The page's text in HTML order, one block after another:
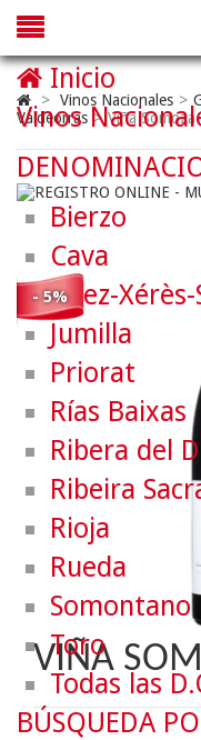
> Vinos Nacionales >
Valdeorras > Viña Somoza
- 5%
VIÑA
Inicio
Vinos
Bierzo
Cava
Jerez-
Jumilla
Priorat
Rías Baixas
Ribera del
Ribeira
Rioja
Rueda
Somontano
Toro
Todas las
BÚSQUEDA